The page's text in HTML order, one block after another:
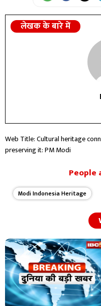
लेखक के बारे में
Web Title: Cultural heritage
preserving it: PM Modi
People
Modi Indonesia Heritage